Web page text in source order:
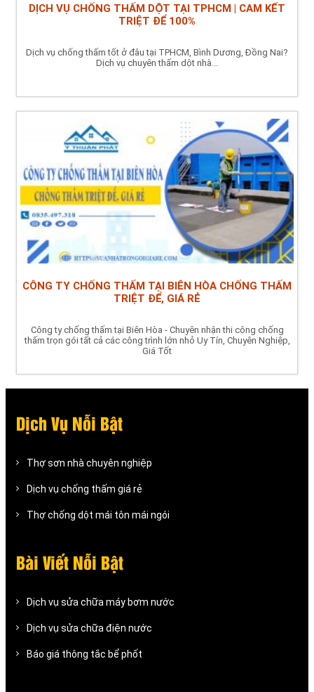
DỊCH VỤ CHỐNG THẤM DỘT TẠI TPHCM | CAM KẾT
TRIỆT ĐỂ 100%
Dịch vụ chống thấm tốt ở đâu tại TPHCM, Bình Dương, Đồng Nai?
Dịch vụ chuyên thấm dột nhà...
CÔNG TY CHỐNG THẤM TẠI BIÊN HÒA CHỐNG THẤM
TRIỆT ĐỂ, GIÁ RẺ
Công ty chống thấm tại Biên Hòa - Chuyên nhận thi công chống
thấm trọn gói tất cả các công trình lớn nhỏ Uy Tín, Chuyên Nghiệp,
Giá Tốt
Dịch Vụ Nỗi Bật
Thợ sơn nhà chuyên nghiệp
Dịch vụ chống thấm giá rẻ
Thợ chống dột mái tôn mái ngói
Bài Viết Nỗi Bật
Dịch vụ sửa chữa máy bơm nước
Dịch vụ sửa chữa điện nước
Báo giá thông tắc bể phốt